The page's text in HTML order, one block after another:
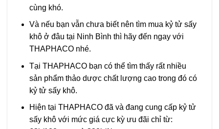
cùng khó.
Và nếu bạn vẫn chưa biết nên tìm mua kỷ tử sấy
khô ở đâu tại Ninh Bình thì hãy đến ngay với
THAPHACO nhé.
Tại THAPHACO bạn có thể tìm thấy rất nhiều
sản phẩm thảo dược chất lượng cao trong đó có
kỷ tử sấy khô.
Hiện tại THAPHACO đã và đang cung cấp kỷ tử
sấy khô với mức giá cực kỳ ưu đãi chỉ từ: